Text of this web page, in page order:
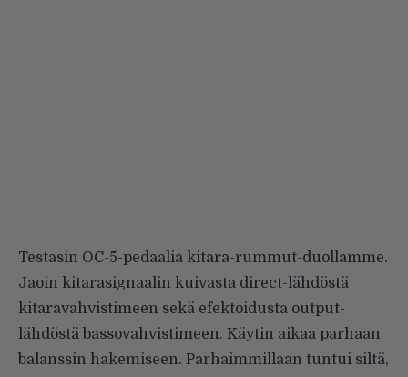
Testasin OC-5-pedaalia kitara-rummut-duollamme.
Jaoin kitarasignaalin kuivasta direct-lähdöstä
kitaravahvistimeen sekä efektoidusta output-
lähdöstä bassovahvistimeen. Käytin aikaa parhaan
balanssin hakemiseen. Parhaimmillaan tuntui siltä,